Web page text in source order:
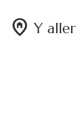
home_pin Y aller